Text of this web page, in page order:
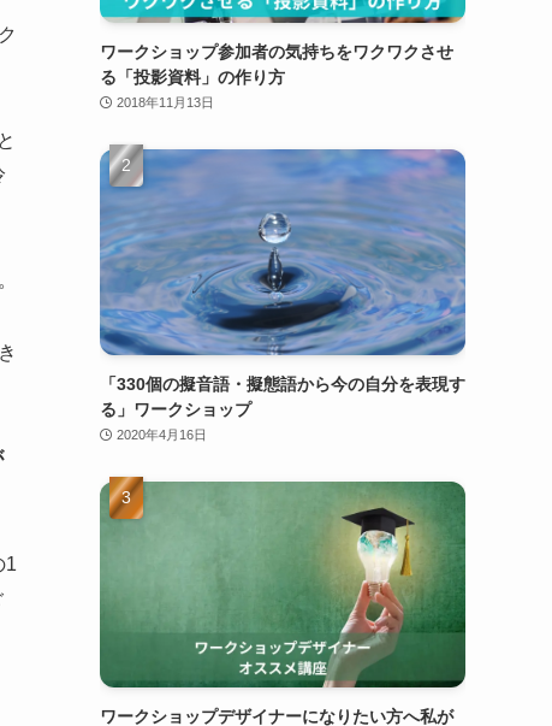
1
ワークショップ参加者の気持ちをワクワクさせ
る「投影資料」の作り方
2018年11月13日
「330個の擬音語・擬態語から今の自分を表現す
る」ワークショップ
2020年4月16日
ワークショップデザイナーになりたい方へ私が